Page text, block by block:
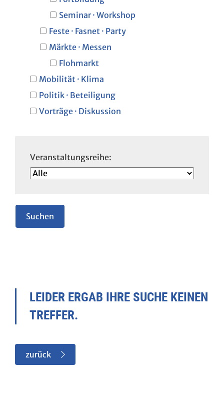
Seminar · Workshop
Feste · Fasnet · Party
Märkte · Messen
Flohmarkt
Mobilität · Klima
Politik · Beteiligung
Vorträge · Diskussion
Veranstaltungsreihe:
LEIDER ERGAB IHRE SUCHE KEINEN
TREFFER.
zurück